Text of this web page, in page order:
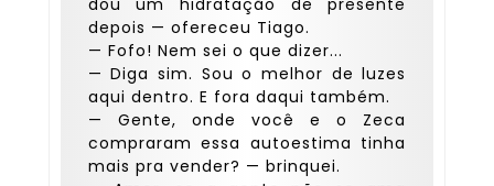
dou um hidratação de presente
depois — ofereceu Tiago.
— Fofo! Nem sei o que dizer...
— Diga sim. Sou o melhor de luzes
aqui dentro. E fora daqui também.
— Gente, onde você e o Zeca
compraram essa autoestima tinha
mais pra vender? — brinquei.